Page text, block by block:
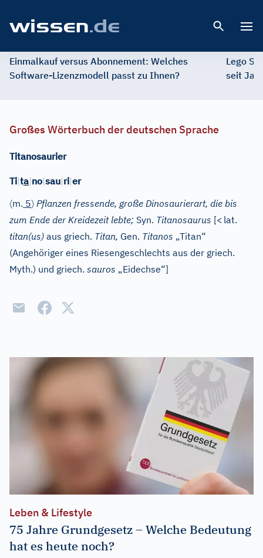
Einmalkauf versus Abonnement: Welches
Software-Lizenzmodell passt zu Ihnen?
Lego
seit
Großes Wörterbuch der deutschen Sprache
Titanosaurier
Ti|ta|no|sau|ri|er
〈m. 5〉 Pflanzen fressende, große Dinosaurierart, die bis
zum Ende der Kreidezeit lebte; Syn. Titanosaurus [< lat.
titan(us) aus griech. Titan, Gen. Titanos „Titan“
(Angehöriger eines Riesengeschlechts aus der griech.
Myth.) und griech. sauros „Eidechse“]
Leben & Lifestyle
75 Jahre Grundgesetz – Welche Bedeutung
hat es heute noch?